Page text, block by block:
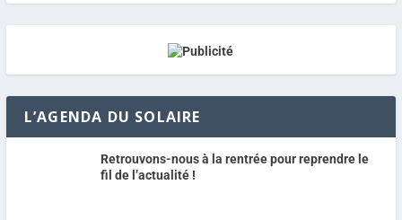
L’AGENDA DU SOLAIRE
Retrouvons-nous à la rentrée pour reprendre le
fil de l’actualité !